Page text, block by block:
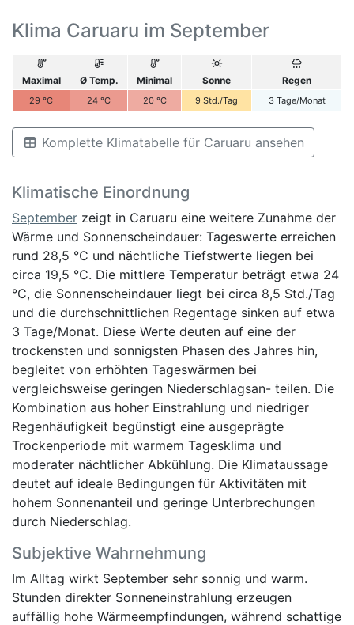
Klima Caruaru im September
Maximal Ø Temp. Minimal Sonne Regen
29 °C 24 °C 20 °C 9 Std./Tag 3 Tage/Monat
Komplette Klimatabelle für Caruaru ansehen
Klimatische Einordnung
September zeigt in Caruaru eine weitere Zunahme der
Wärme und Sonnenscheindauer: Tageswerte erreichen
rund 28,5 °C und nächtliche Tiefstwerte liegen bei
circa 19,5 °C. Die mittlere Temperatur beträgt etwa 24
°C, die Sonnenscheindauer liegt bei circa 8,5 Std./Tag
und die durchschnittlichen Regentage sinken auf etwa
3 Tage/Monat. Diese Werte deuten auf eine der
trockensten und sonnigsten Phasen des Jahres hin,
begleitet von erhöhten Tageswärmen bei
vergleichsweise geringen Niederschlagsan- teilen. Die
Kombination aus hoher Einstrahlung und niedriger
Regenhäufigkeit begünstigt eine ausgeprägte
Trockenperiode mit warmem Tagesklima und
moderater nächtlicher Abkühlung. Die Klimataussage
deutet auf ideale Bedingungen für Aktivitäten mit
hohem Sonnenanteil und geringe Unterbrechungen
durch Niederschlag.
Subjektive Wahrnehmung
Im Alltag wirkt September sehr sonnig und warm.
Stunden direkter Sonneneinstrahlung erzeugen
auffällig hohe Wärmeempfindungen, während schattige